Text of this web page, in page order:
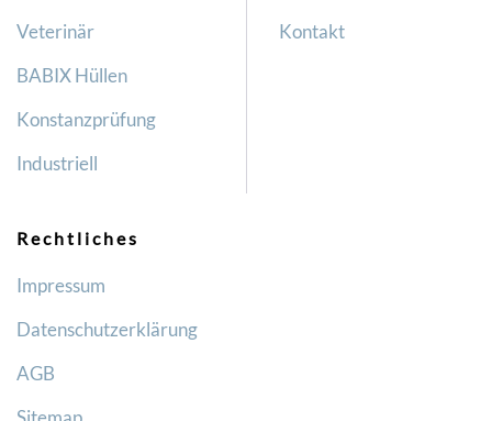
Veterinär
BABIX Hüllen
Konstanzprüfung
Industriell
Kontakt
Rechtliches
Impressum
Datenschutzerklärung
AGB